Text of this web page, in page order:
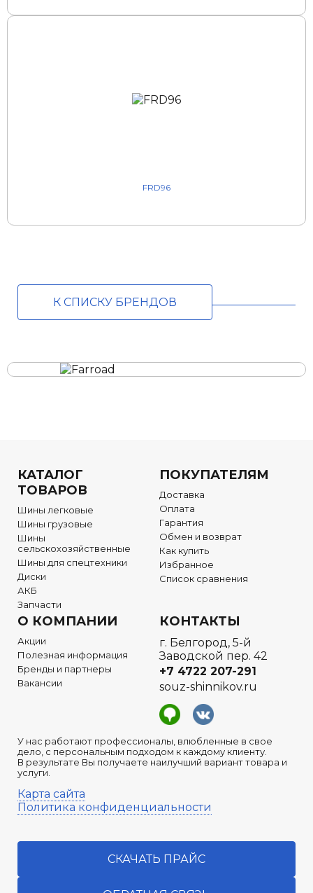
FRD96
К СПИСКУ БРЕНДОВ
КАТАЛОГ
ТОВАРОВ
Шины легковые
Шины грузовые
Шины
сельскохозяйственные
Шины для спецтехники
Диски
АКБ
Запчасти
ПОКУПАТЕЛЯМ
Доставка
Оплата
Гарантия
Обмен и возврат
Как купить
Избранное
Список сравнения
О КОМПАНИИ
Акции
Полезная информация
Бренды и партнеры
Вакансии
У нас работают профессионалы, влюбленные в свое
дело, с персональным подходом к каждому клиенту.
В результате Вы получаете наилучший вариант товара и
услуги.
Карта сайта
Политика конфиденциальности
КОНТАКТЫ
г. Белгород, 5-й
Заводской пер. 42
+7 4722 207-291
souz-shinnikov.ru
СКАЧАТЬ ПРАЙС